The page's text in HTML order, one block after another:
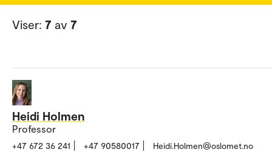
Viser: 7 av 7
Heidi Holmen
Professor
+47 672 36 241 +47 90580017 Heidi.Holmen@oslomet.no